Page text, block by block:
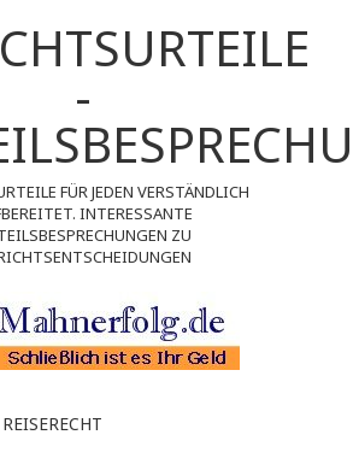
-
FÜR JEDEN VERSTÄNDLICH
INTERESSANTE
ZU
REISERECHT